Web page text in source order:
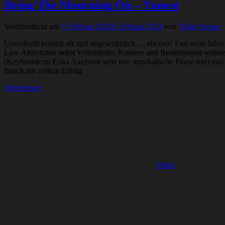
Bring The Mourning On – Ynnest
Veröffentlicht am 9. Februar 20234. Februar 2023 von Walter Kraus
Unverhofft kommt oft und ungewöhnlich … ebenso? Fast neun
Live-Aktivitäten nebst Vollzeitjobs, Kindern und Beziehungen
(Keyboarderin Erika Axelsson setzt ihre musikalische Pause fort)
Bruch mit vollem Erfolg.
Weiterlesen
Alben